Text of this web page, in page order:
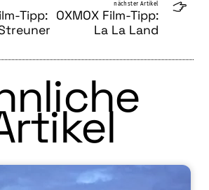
Tipp:
nächster Artikel
OXMOX Film-Tipp:
La La Land